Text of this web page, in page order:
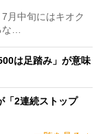
月中旬にはキオク
…
は足踏み」が意味
「2連続ストップ